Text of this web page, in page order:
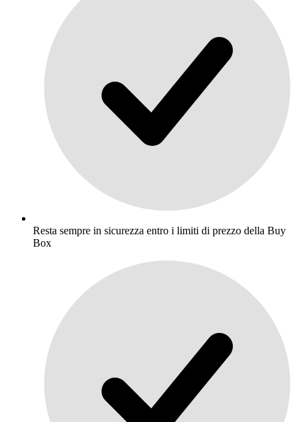
Resta sempre in sicurezza entro i limiti di prezzo della Buy
Box